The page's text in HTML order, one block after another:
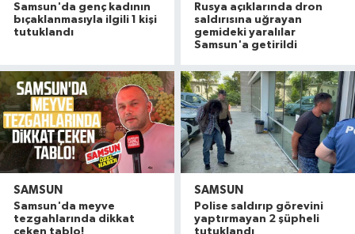
Samsun'da genç kadının
bıçaklanmasıyla ilgili 1 kişi
tutuklandı
Rusya açıklarında dron
saldırısına uğrayan
gemideki yaralılar
Samsun'a getirildi
SAMSUN
Samsun'da meyve
tezgahlarında dikkat
çeken tablo!
SAMSUN
Polise saldırıp görevini
yaptırmayan 2 şüpheli
tutuklandı